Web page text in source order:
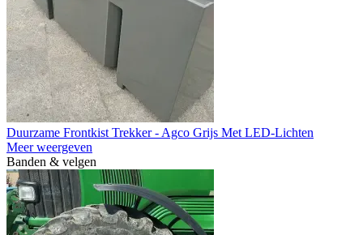
Duurzame Frontkist Trekker - Agco Grijs Met LED-Lichten
Meer weergeven
Banden & velgen